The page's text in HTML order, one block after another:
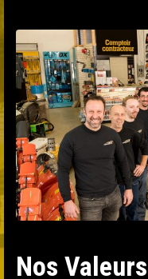
Nos Valeurs